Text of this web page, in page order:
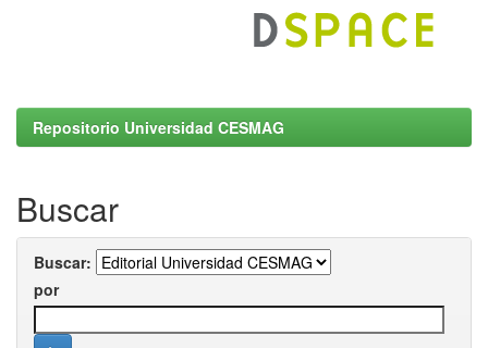
Repositorio Universidad CESMAG
Buscar
Buscar:
por